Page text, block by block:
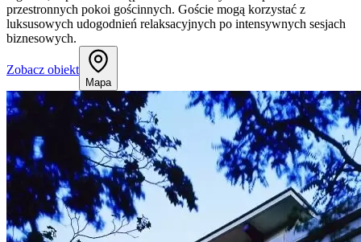
przestronnych pokoi gościnnych. Goście mogą korzystać z
luksusowych udogodnień relaksacyjnych po intensywnych sesjach
biznesowych.
Zobacz obiekt
Mapa